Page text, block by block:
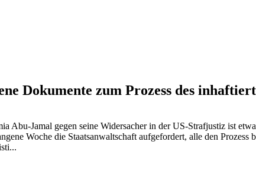
Dokumente zum Prozess des
Abu-Jamal gegen seine Widersacher in der US-Strafjustiz ist
Woche die Staatsanwaltschaft aufgefordert, alle den